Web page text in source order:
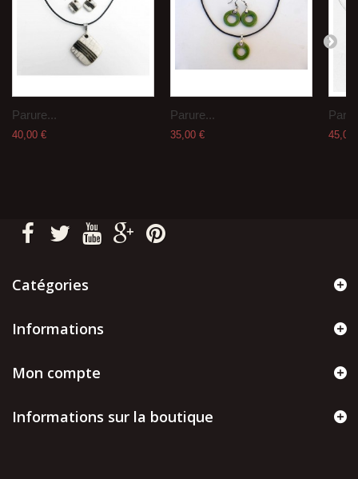
Parure...
40,00 €
Parure...
35,00 € 45,00
Catégories
Informations
Mon compte
Informations sur la boutique